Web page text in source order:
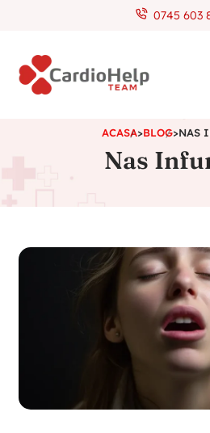
0745 603
ACASA>BLOG>NAS
Nas